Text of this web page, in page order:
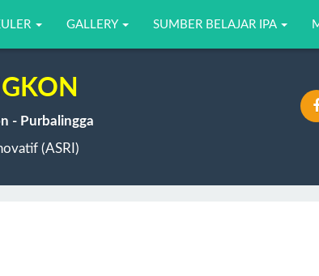
GALLERY SUMBER BELAJAR IPA
- Purbalingga
(ASRI)